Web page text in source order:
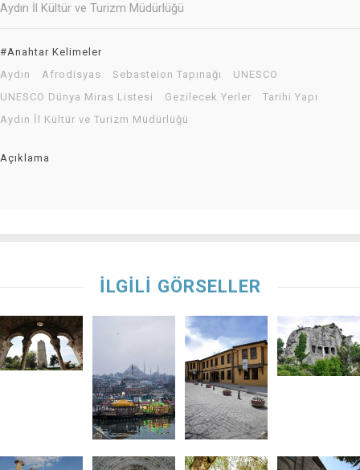
Aydın İl Kültür ve Turizm Müdürlüğü
#Anahtar Kelimeler
Aydın
Afrodisyas Sebasteion Tapınağı
UNESCO
UNESCO Dünya Miras Listesi
Gezilecek Yerler
Tarihi Yapı
Aydın İl Kültür ve Turizm Müdürlüğü
Açıklama
İLGİLİ GÖRSELLER